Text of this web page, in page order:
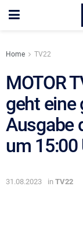
Home TV22
MOTOR
geht eine
Ausgabe
um 15:00
31.08.2023 in TV22